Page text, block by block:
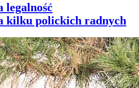
legalność
kilku polickich radnych